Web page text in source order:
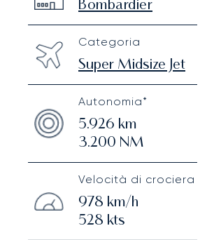
Bombardier
Categoria
Super Midsize Jet
Autonomia*
5.926 km
3.200 NM
Velocità di crociera
978 km/h
528 kts